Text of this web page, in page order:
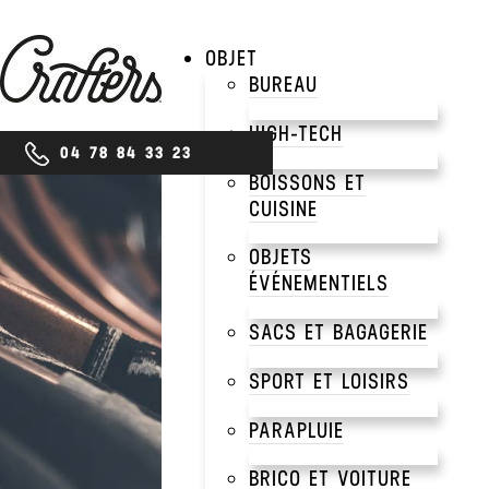
04 78 84 33 23
OBJET
BUREAU
HIGH-TECH
BOISSONS ET
CUISINE
OBJETS
ÉVÉNEMENTIELS
SACS ET BAGAGERIE
SPORT ET LOISIRS
PARAPLUIE
BRICO ET VOITURE
PRODUITS